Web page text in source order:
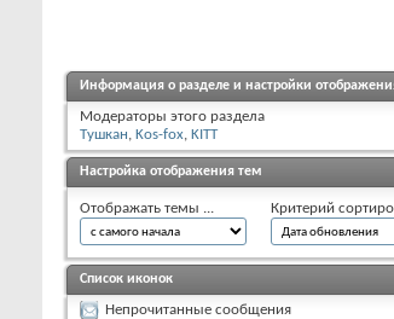
Информация о разделе и настройки
Модераторы этого раздела
Tушкан, Kos-fox, KITT
Настройка отображения тем
Отображать темы ... Критерий
Список иконок
Непрочитанные сообщения